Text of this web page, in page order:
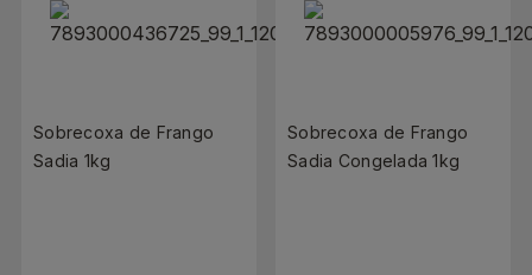
Sobrecoxa de Frango
Sadia 1kg
Sobrecoxa de Frango
Sadia Congelada 1kg